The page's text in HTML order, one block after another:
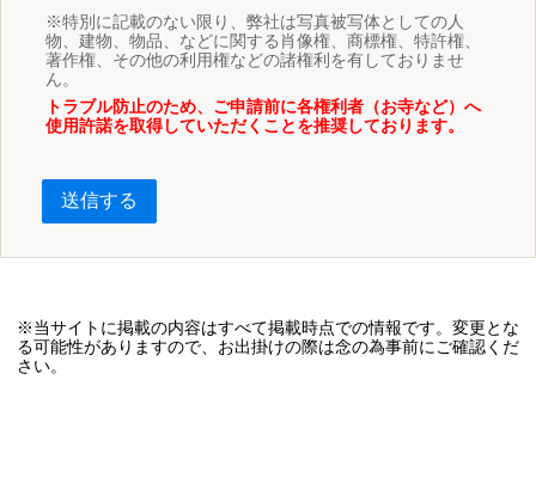
※特別に記載のない限り、弊社は写真被写体としての人
物、建物、物品、などに関する肖像権、商標権、特許権、
著作権、その他の利用権などの諸権利を有しておりませ
ん。
トラブル防止のため、ご申請前に各権利者（お寺など）へ
使用許諾を取得していただくことを推奨しております。
送信する
※当サイトに掲載の内容はすべて掲載時点での情報です。変更とな
る可能性がありますので、お出掛けの際は念の為事前にご確認くだ
さい。